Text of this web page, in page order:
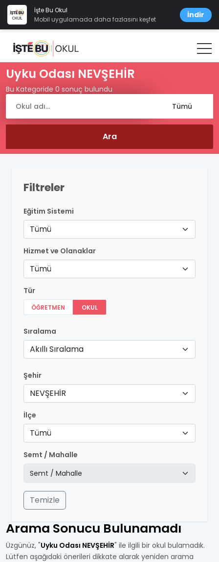
İşte Bu Okul
Mobil uygulamada daha fazlasını keşfet
İndir
Uyku Odası NEVŞEHİR
Bu Kategoride 0 sonuç bulundu
Filtreler
Eğitim Sistemi
Tümü
Hizmet ve Olanaklar
Tümü
Tür
ÖĞRETMEN OKUL
Sıralama
Akıllı Sıralama
Şehir
NEVŞEHİR
İlçe
Tümü
Semt / Mahalle
Temizle
Arama Sonucu Bulunamadı
Üzgünüz, "Uyku Odası NEVŞEHİR" ile ilgili bir okul bulamadık.
Lütfen aşağıdaki önerileri dikkate alarak yeniden arama